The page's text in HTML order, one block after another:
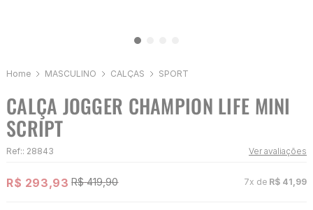
MASCULINO CALÇAS SPORT
CALÇA JOGGER CHAMPION LIFE MINI
SCRIPT
Ref:: 28843 Ver avaliações
R$ 293,93 R$ 419,90 7x de R$ 41 99